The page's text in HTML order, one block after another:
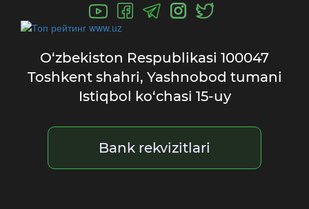
O‘zbekiston Respublikasi 100047
Toshkent shahri, Yashnobod tumani
Istiqbol ko‘chasi 15-uy
Bank rekvizitlari